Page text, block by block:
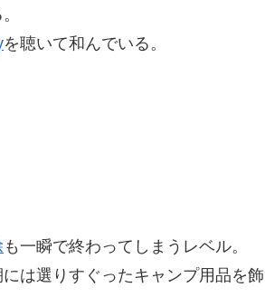
を聴いて和んでいる。
も一瞬で終わってしまうレベル。
は選りすぐったキャンプ用品を飾